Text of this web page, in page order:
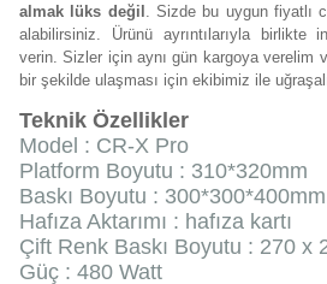
almak lüks değil . Sizde bu uygun fiyatlı
alabilirsiniz. Ürünü ayrıntılarıyla birlikte
verin. Sizler için aynı gün kargoya verelim
bir şekilde ulaşması için ekibimiz ile
Teknik Özellikler
Model : CR-X Pro
Platform Boyutu : 310*320mm
Baskı Boyutu : 300*300*400mm
Hafıza Aktarımı : hafıza kartı
Çift Renk Baskı Boyutu : 270 x
Güç : 480 Watt